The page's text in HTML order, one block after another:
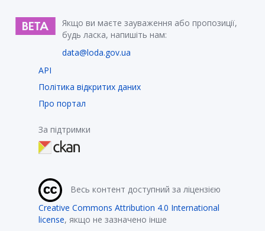
Якщо ви маєте зауваження або пропозиції,
будь ласка, напишіть нам:
data@loda.gov.ua
API
Політика відкритих даних
Про портал
За підтримки
Весь контент доступний за ліцензією
Creative Commons Attribution 4.0 International
license, якщо не зазначено інше